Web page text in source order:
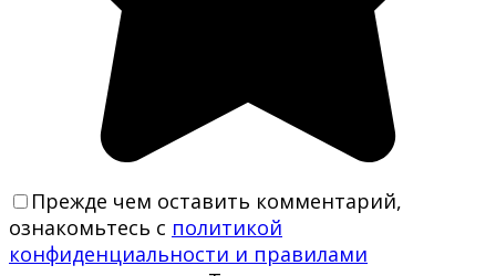
Прежде чем оставить комментарий,
ознакомьтесь с политикой
конфиденциальности и правилами